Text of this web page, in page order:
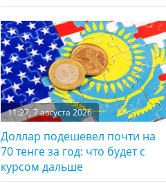
11:27, 7 августа 2026
Доллар подешевел почти на
70 тенге за год: что будет с
курсом дальше